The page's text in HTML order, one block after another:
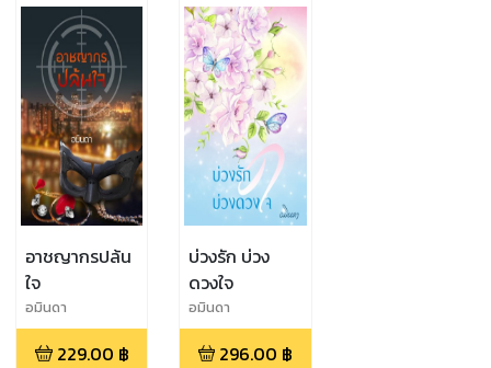
อาชญากรปล้น
ใจ
อมินดา
229.00 ฿
บ่วงรัก บ่วง
ดวงใจ
อมินดา
296.00 ฿